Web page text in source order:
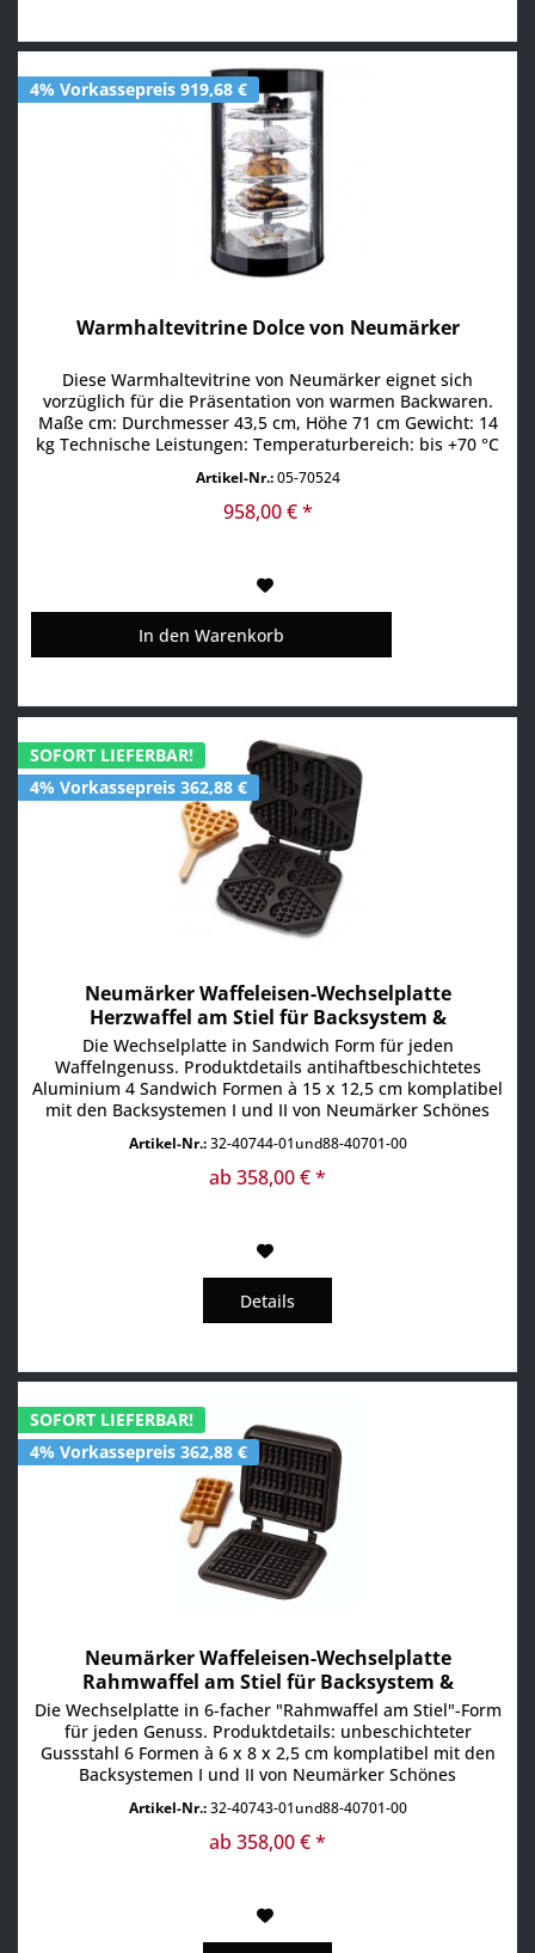
4% Vorkassepreis 919,68 €
Warmhaltevitrine Dolce von Neumärker
Diese Warmhaltevitrine von Neumärker eignet sich
vorzüglich für die Präsentation von warmen Backwaren.
Maße cm: Durchmesser 43,5 cm, Höhe 71 cm Gewicht: 14
kg Technische Leistungen: Temperaturbereich: bis +70 °C
kW Produktdetails: sehr formschöne Heiße Theke als
Verkaufs- und Präsentationsvitrine mit Wasserbehälter
Artikel-Nr.:05-70524
958,00 € *
In den Warenkorb
SOFORT LIEFERBAR!
4% Vorkassepreis 362,88 €
Neumärker Waffeleisen-Wechselplatte
Herzwaffel am Stiel für Backsystem &
Thermocook
Die Wechselplatte in Sandwich Form für jeden
Waffelngenuss. Produktdetails antihaftbeschichtetes
Aluminium 4 Sandwich Formen à 15 x 12,5 cm komplatibel
mit den Backsystemen I und II von Neumärker Schönes
leckere Waffeln.
Artikel-Nr.:32-40744-01und88-40701-00
ab 358,00 € *
Details
SOFORT LIEFERBAR!
4% Vorkassepreis 362,88 €
Neumärker Waffeleisen-Wechselplatte
Rahmwaffel am Stiel für Backsystem &
Thermocook
Die Wechselplatte in 6-facher "Rahmwaffel am Stiel"-Form
für jeden Genuss. Produktdetails: unbeschichteter
Gussstahl 6 Formen à 6 x 8 x 2,5 cm komplatibel mit den
Backsystemen I und II von Neumärker Schönes
Grauguss für leckere Waffeln in verschiedenen Formen.
Sicherheitsinformationen: Vorsicht heiße Oberflächen:...
Artikel-Nr.:32-40743-01und88-40701-00
ab 358,00 € *